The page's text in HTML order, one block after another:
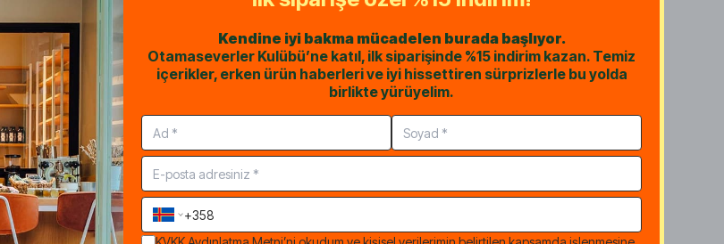
siz içmeyin
bu
rağmen
Kendine iyi bakma mücadelen burada başlıyor.
Otamaseverler Kulübü’ne katıl, ilk siparişinde %15 indirim kazan. Temiz
içerikler, erken ürün haberleri ve iyi hissettiren sürprizlerle bu yolda
birlikte yürüyelim.